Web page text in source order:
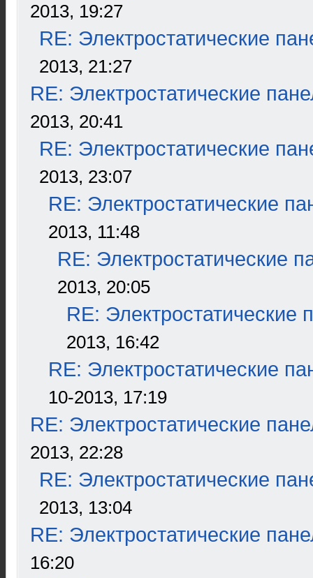
2013, 19:27
RE: Электростатические
2013, 21:27
RE: Электростатические
2013, 20:41
RE: Электростатические
2013, 23:07
RE: Электростатические
2013, 11:48
RE: Электростатические
2013, 20:05
RE: Электростатические
2013, 16:42
RE: Электростатические
10-2013, 17:19
RE: Электростатические
2013, 22:28
RE: Электростатические
2013, 13:04
RE: Электростатические
16:20